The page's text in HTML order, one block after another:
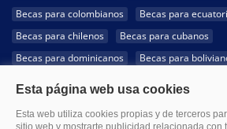
Becas para colombianos
Becas para
Becas para chilenos
Becas para cubanos
Becas para dominicanos
Becas para
Becas para hondureños
Becas para